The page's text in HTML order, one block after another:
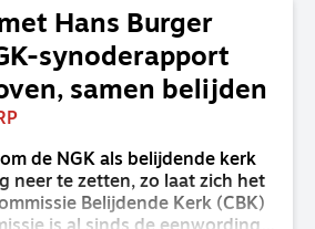
Hans Burger
synoderapport
samen belijden
de NGK als belijdende kerk
neer te zetten, zo laat zich het
Belijdende Kerk (CBK)